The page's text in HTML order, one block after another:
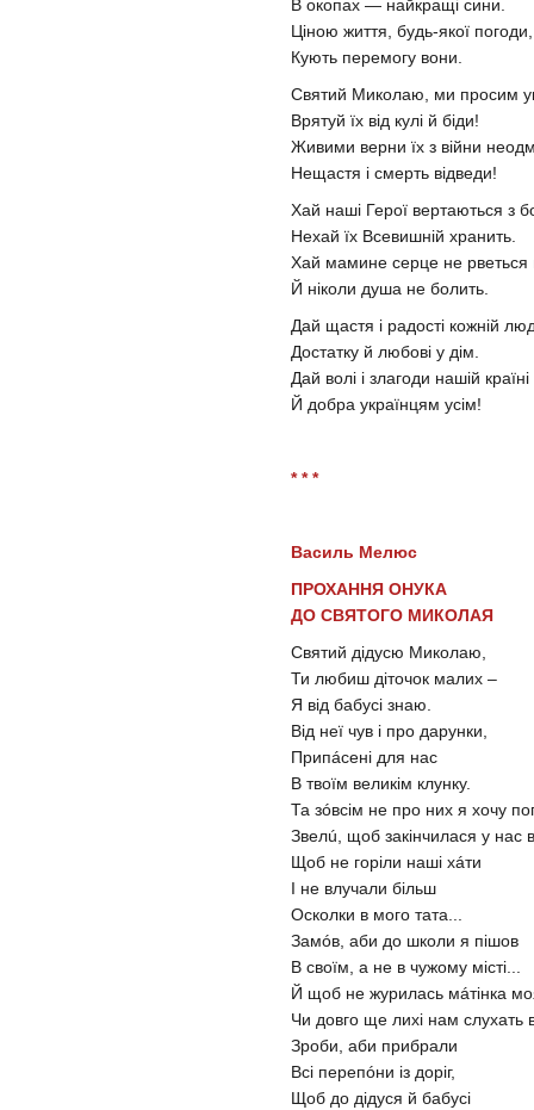
В окопах — найкращі сини.
Ціною життя, будь-якої погоди,
Кують перемогу вони.
Святий Миколаю, ми просим
Врятуй їх від кулі й біди!
Живими верни їх з війни
Нещастя і смерть відведи!
Хай наші Герої вертаються з
Нехай їх Всевишній хранить.
Хай мамине серце не рветься
Й ніколи душа не болить.
Дай щастя і радості кожній
Достатку й любові у дім.
Дай волі і злагоди нашій країні
Й добра українцям усім!
* * *
Василь Мелюс
ПРОХАННЯ ОНУКА
ДО СВЯТОГО МИКОЛАЯ
Святий дідусю Миколаю,
Ти любиш діточок малих –
Я від бабусі знаю.
Від неї чув і про дарунки,
Припáсені для нас
В твоїм великім клунку.
Та зóвсім не про них я хочу
Звелú, щоб закінчилася у нас
Щоб не горіли наші хáти
І не влучали більш
Осколки в мого тата...
Замóв, аби до школи я пішов
В своїм, а не в чужому місті...
Й щоб не журилась мáтінка
Чи довго ще лихі нам слухать
Зроби, аби прибрали
Всі перепóни із доріг,
Щоб до дідуся й бабусі